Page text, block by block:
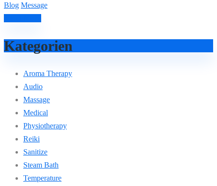
Blog Message
Kategorien
Aroma Therapy
Audio
Massage
Medical
Physiotherapy
Reiki
Sanitize
Steam Bath
Temperature